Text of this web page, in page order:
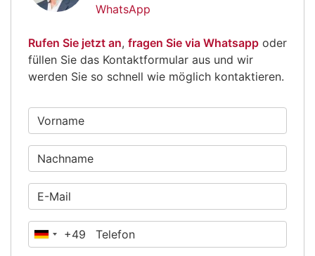
WhatsApp
Rufen Sie jetzt an, fragen Sie via Whatsapp oder
füllen Sie das Kontaktformular aus und wir
werden Sie so schnell wie möglich kontaktieren.
Deutschland
+49